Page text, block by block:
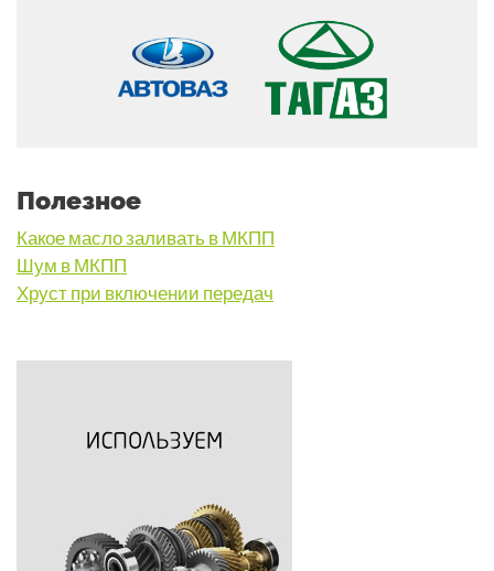
Полезное
Какое масло заливать в МКПП
Шум в МКПП
Хруст при включении передач